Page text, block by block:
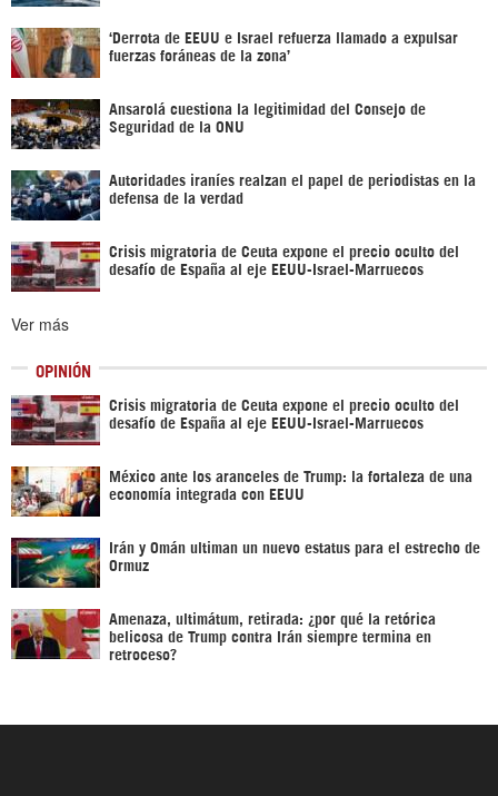
‘Derrota de EEUU e Israel refuerza llamado a expulsar
fuerzas foráneas de la zona’
Ansarolá cuestiona la legitimidad del Consejo de
Seguridad de la ONU
Autoridades iraníes realzan el papel de periodistas en la
defensa de la verdad
Crisis migratoria de Ceuta expone el precio oculto del
desafío de España al eje EEUU-Israel-Marruecos
Ver más
OPINIÓN
Crisis migratoria de Ceuta expone el precio oculto del
desafío de España al eje EEUU-Israel-Marruecos
México ante los aranceles de Trump: la fortaleza de una
economía integrada con EEUU
Irán y Omán ultiman un nuevo estatus para el estrecho de
Ormuz
Amenaza, ultimátum, retirada: ¿por qué la retórica
belicosa de Trump contra Irán siempre termina en
retroceso?